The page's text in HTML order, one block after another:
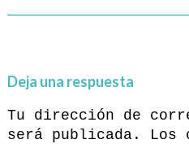
Deja una respuesta
Tu dirección de
será publicada.
Los